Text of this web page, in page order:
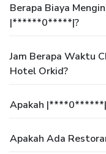
Berapa Biaya
|******0*****|?
Jam Berapa Waktu
Hotel Orkid?
Apakah |****0******|
Apakah Ada